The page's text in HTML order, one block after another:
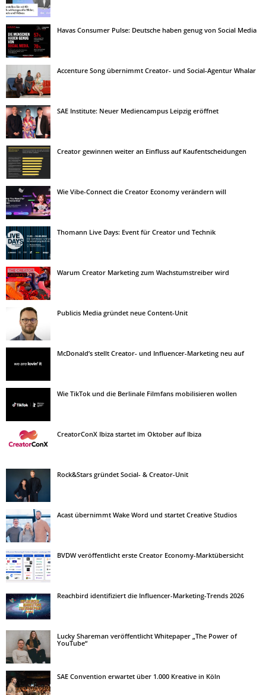
Havas Consumer Pulse: Deutsche haben genug von Social Media
Accenture Song übernimmt Creator- und Social-Agentur Whalar
SAE Institute: Neuer Mediencampus Leipzig eröffnet
Creator gewinnen weiter an Einfluss auf Kaufentscheidungen
Wie Vibe-Connect die Creator Economy verändern will
Thomann Live Days: Event für Creator und Technik
Warum Creator Marketing zum Wachstumstreiber wird
Publicis Media gründet neue Content-Unit
McDonald’s stellt Creator- und Influencer-Marketing neu auf
Wie TikTok und die Berlinale Filmfans mobilisieren wollen
CreatorConX Ibiza startet im Oktober auf Ibiza
Rock&Stars gründet Social- & Creator-Unit
Acast übernimmt Wake Word und startet Creative Studios
BVDW veröffentlicht erste Creator Economy-Marktübersicht
Reachbird identifiziert die Influencer-Marketing-Trends 2026
Lucky Shareman veröffentlicht Whitepaper „The Power of
YouTube“
SAE Convention erwartet über 1.000 Kreative in Köln